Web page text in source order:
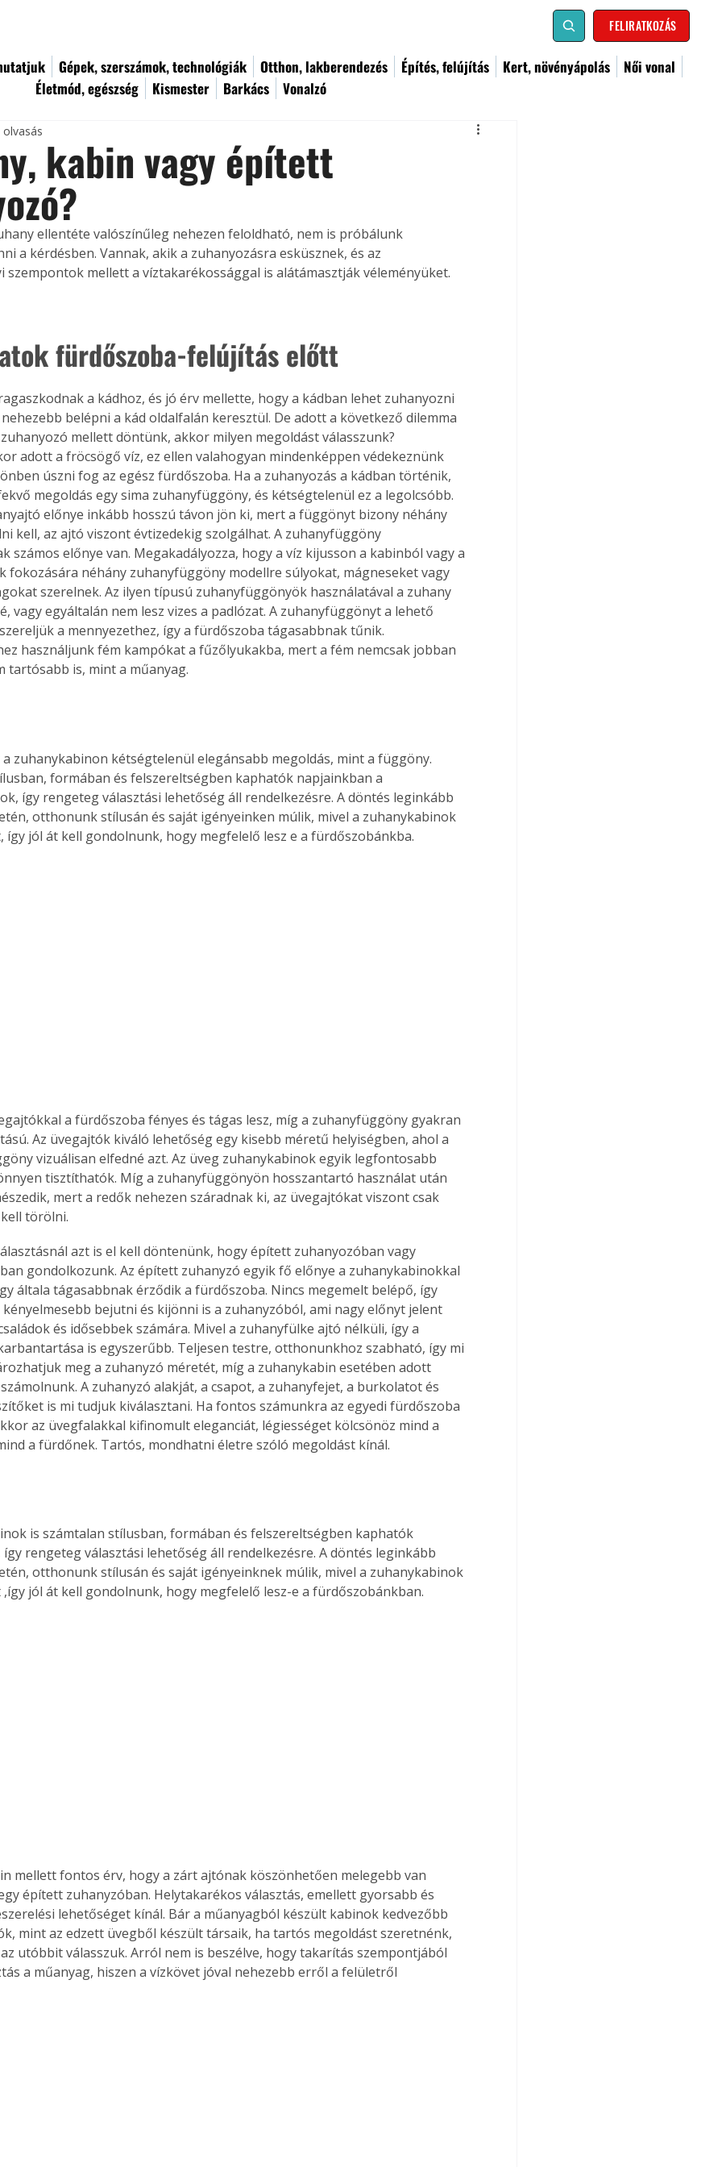
FELIRATKOZÁS
Gépek, szerszámok, technológiák Otthon, lakberendezés Építés, felújítás Kert, növényápolás
Női vonal
Életmód, egészség
Kismester Barkács Vonalzó
az
Old
Együtt jobban megéri!
Bővebb információ itt!
Együtt jobban megéri! A
könyvek tetszőleges
párosítással kedvezményes
kabin vagy épített
olvasás
ellentéte valószínűleg nehezen feloldható, nem is próbálunk
a kérdésben. Vannak, akik a zuhanyozásra esküsznek, és az
szempontok mellett a víztakarékossággal is alátámasztják véleményüket.
fürdőszoba-felújítás előtt
a kádhoz, és jó érv mellette, hogy a kádban lehet zuhanyozni
belépni a kád oldalfalán keresztül. De adott a következő dilemma
mellett döntünk, akkor milyen megoldást válasszunk?
adott a fröcsögő víz, ez ellen valahogyan mindenképpen védekeznünk
úszni fog az egész fürdőszoba. Ha a zuhanyozás a kádban történik,
megoldás egy sima zuhanyfüggöny, és kétségtelenül ez a legolcsóbb.
előnye inkább hosszú távon jön ki, mert a függönyt bizony néhány
kell, az ajtó viszont évtizedekig szolgálhat. A zuhanyfüggöny
számos előnye van. Megakadályozza, hogy a víz kijusson a kabinból vagy a
fokozására néhány zuhanyfüggöny modellre súlyokat, mágneseket vagy
szerelnek. Az ilyen típusú zuhanyfüggönyök használatával a zuhany
vagy egyáltalán nem lesz vizes a padlózat. A zuhanyfüggönyt a lehető
a mennyezethez, így a fürdőszoba tágasabbnak tűnik.
használjunk fém kampókat a fűzőlyukakba, mert a fém nemcsak jobban
tartósabb is, mint a műanyag.
a zuhanykabinon kétségtelenül elegánsabb megoldás, mint a függöny.
formában és felszereltségben kaphatók napjainkban a
így rengeteg választási lehetőség áll rendelkezésre. A döntés leginkább
otthonunk stílusán és saját igényeinken múlik, mivel a zuhanykabinok
így jól át kell gondolnunk, hogy megfelelő lesz e a fürdőszobánkba.
a fürdőszoba fényes és tágas lesz, míg a zuhanyfüggöny gyakran
Az üvegajtók kiváló lehetőség egy kisebb méretű helyiségben, ahol a
vizuálisan elfedné azt. Az üveg zuhanykabinok egyik legfontosabb
tisztíthatók. Míg a zuhanyfüggönyön hosszantartó használat után
mert a redők nehezen száradnak ki, az üvegajtókat viszont csak
törölni.
azt is el kell döntenünk, hogy épített zuhanyozóban vagy
gondolkozunk. Az épített zuhanyzó egyik fő előnye a zuhanykabinokkal
általa tágasabbnak érződik a fürdőszoba. Nincs megemelt belépő, így
bejutni és kijönni is a zuhanyzóból, ami nagy előnyt jelent
és idősebbek számára. Mivel a zuhanyfülke ajtó nélküli, így a
is egyszerűbb. Teljesen testre, otthonunkhoz szabható, így mi
meg a zuhanyzó méretét, míg a zuhanykabin esetében adott
A zuhanyzó alakját, a csapot, a zuhanyfejet, a burkolatot és
is mi tudjuk kiválasztani. Ha fontos számunkra az egyedi fürdőszoba
az üvegfalakkal kifinomult eleganciát, légiességet kölcsönöz mind a
a fürdőnek. Tartós, mondhatni életre szóló megoldást kínál.
is számtalan stílusban, formában és felszereltségben kaphatók
rengeteg választási lehetőség áll rendelkezésre. A döntés leginkább
otthonunk stílusán és saját igényeinknek múlik, mivel a zuhanykabinok
jól át kell gondolnunk, hogy megfelelő lesz-e a fürdőszobánkban.
mellett fontos érv, hogy a zárt ajtónak köszönhetően melegebb van
épített zuhanyzóban. Helytakarékos választás, emellett gyorsabb és
lehetőséget kínál. Bár a műanyagból készült kabinok kedvezőbb
mint az edzett üvegből készült társaik, ha tartós megoldást szeretnénk,
utóbbit válasszuk. Arról nem is beszélve, hogy takarítás szempontjából
a műanyag, hiszen a vízkövet jóval nehezebb erről a felületről